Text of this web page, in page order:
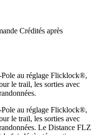
Crédités après
au réglage Flicklock®,
le trail, les sorties avec
au réglage Flicklock®,
le trail, les sorties avec
Le Distance FLZ